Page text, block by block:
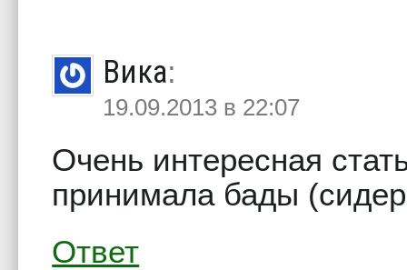
Вика:
19.09.2013 в 22:07
Очень интересная
принимала бады
Ответ